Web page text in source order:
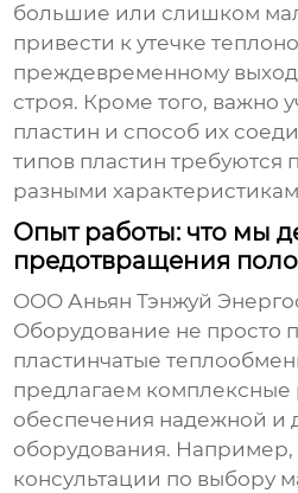
большие или слишком
привести к утечке
преждевременному
строя. Кроме того, важно
пластин и способ их
типов пластин требуются
разными
Опыт работы: что мы
предотвращения
ООО Аньян Тэнжуй
Оборудование не просто
пластинчатые
предлагаем
обеспечения надежной и
оборудования.
консультации по выбору